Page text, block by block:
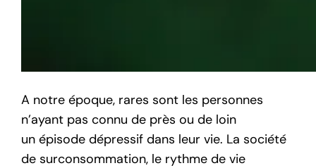
A notre époque, rares sont les personnes
n’ayant pas connu de près ou de loin
un épisode dépressif dans leur vie. La société
de surconsommation, le rythme de vie